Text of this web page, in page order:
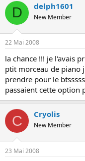
D delph1601
New Member
22 Mai 2008
la chance !!! je l'avais
ptit morceau de piano
prendre pour le
passaient cette option
C Cryolis
New Member
23 Mai 2008